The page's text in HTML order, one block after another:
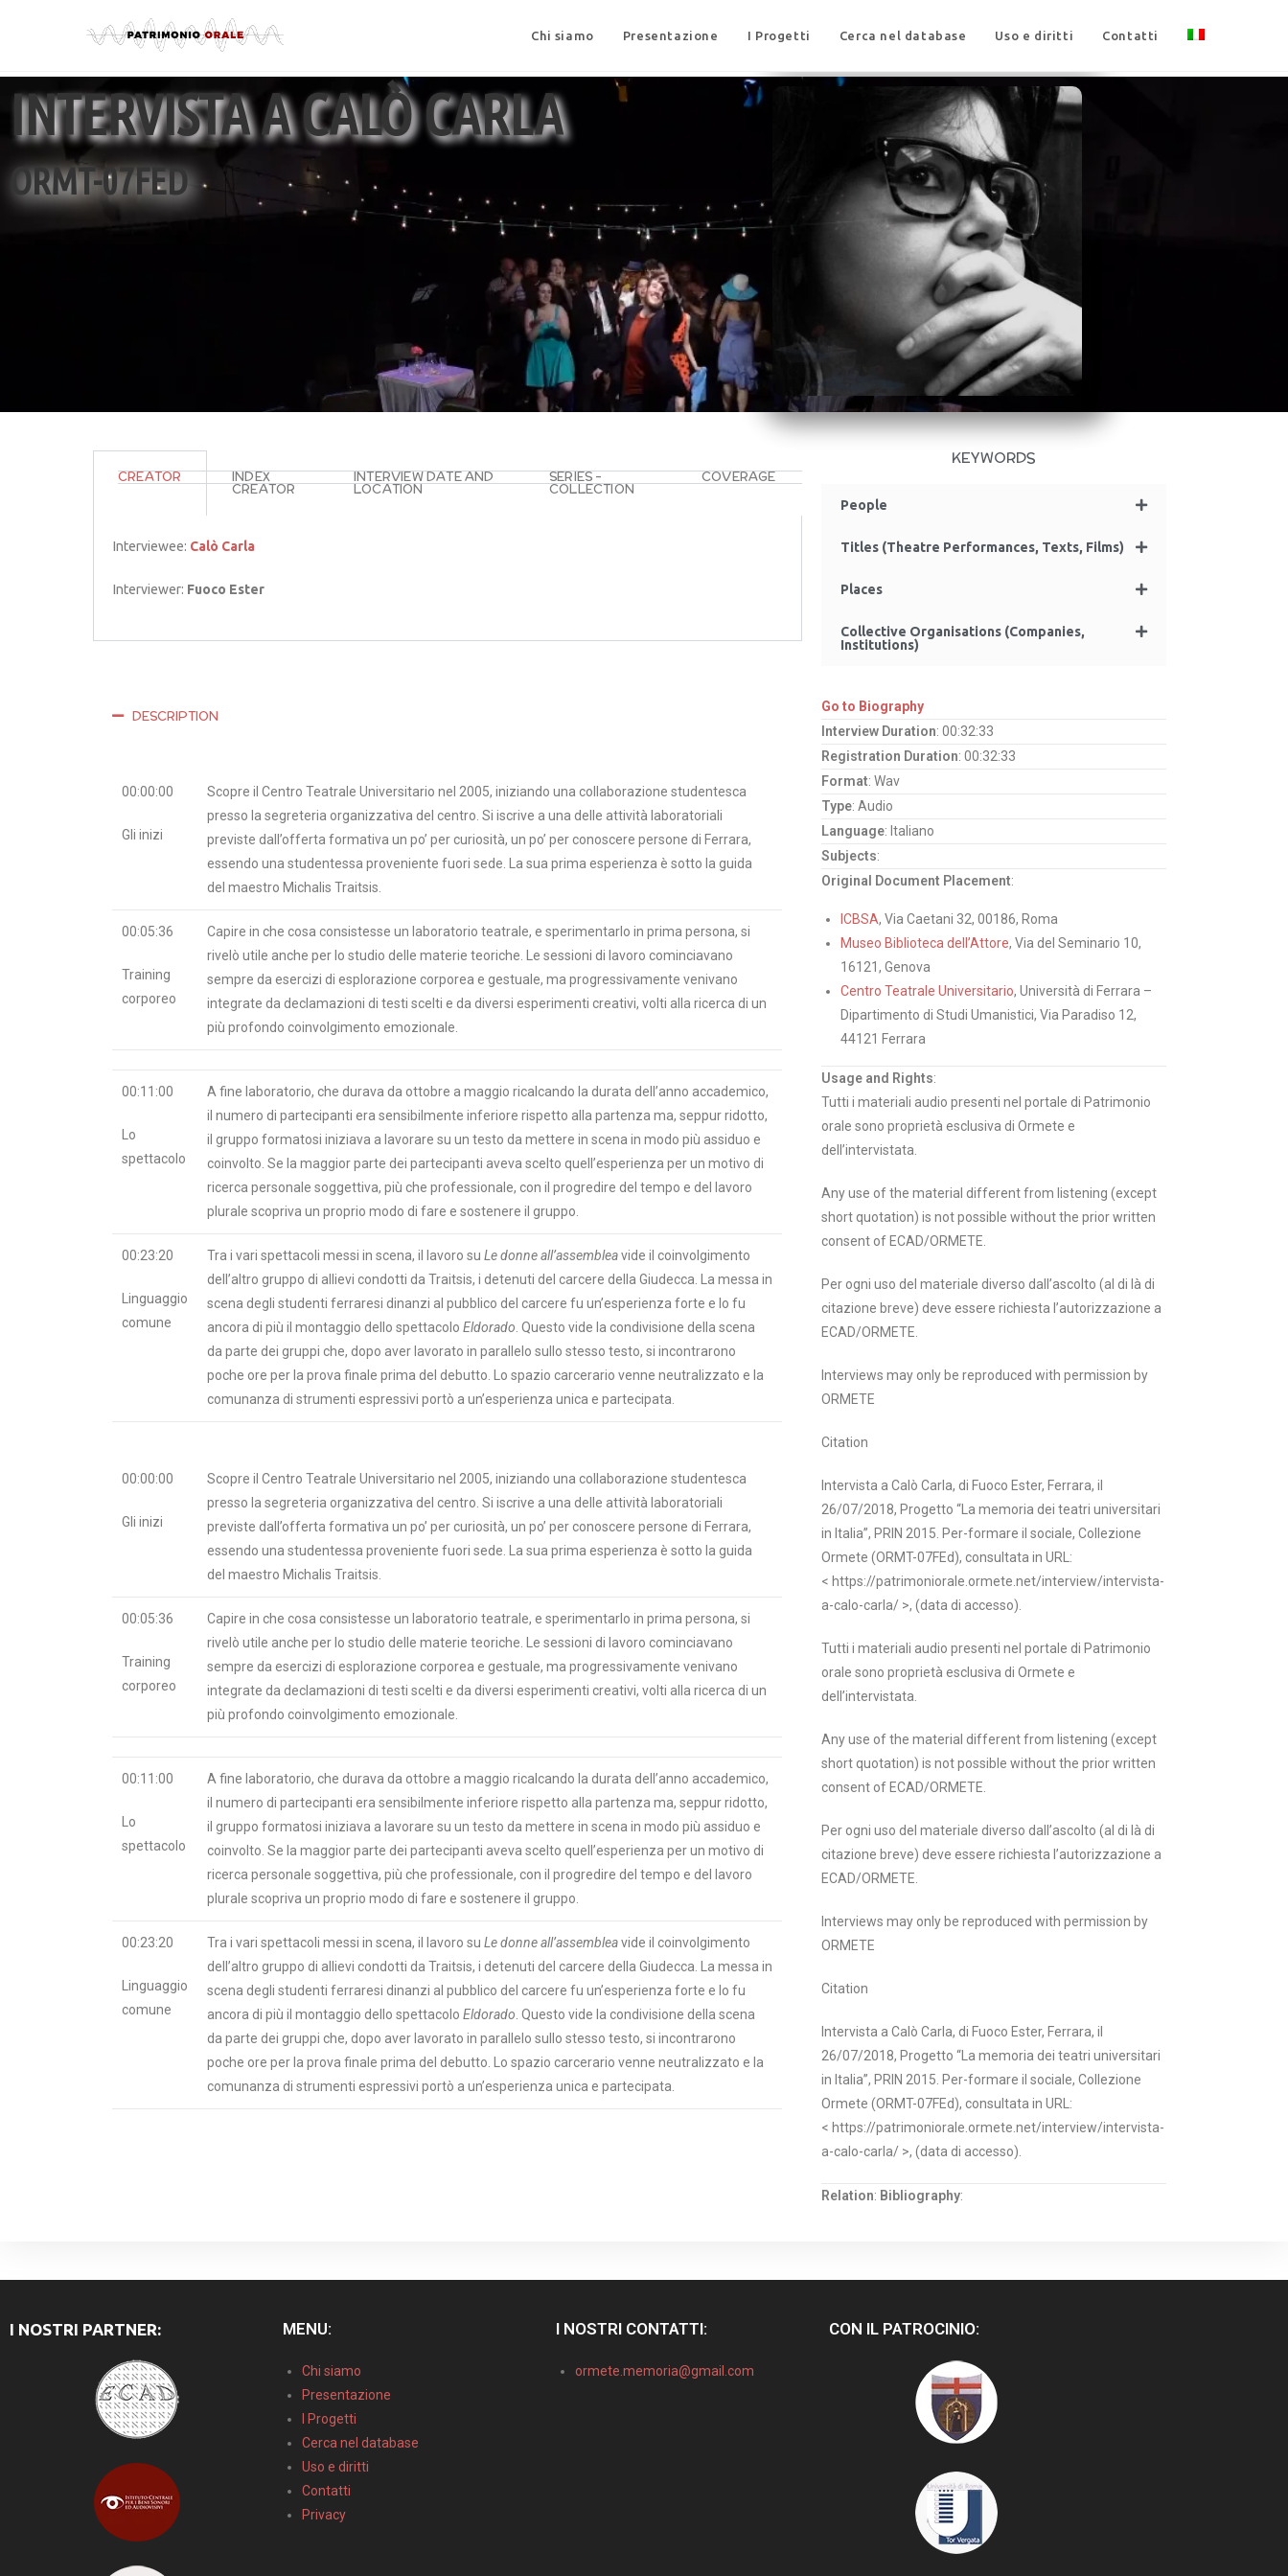
Chi siamo Presentazione I Progetti Cerca nel database Uso e diritti Contatti
INTERVISTA A CALÒ CARLA
ORMT-07FED
CREATOR INDEX
CREATOR
INTERVIEW DATE AND
LOCATION
SERIES –
COLLECTION
COVERAGE
Interviewee: Calò Carla
Interviewer: Fuoco Ester
KEYWORDS
People
Titles (Theatre Performances, Texts, Films)
Places
Collective Organisations (Companies,
Institutions)
DESCRIPTION
00:00:00
Gli inizi
Scopre il Centro Teatrale Universitario nel 2005, iniziando una collaborazione studentesca
presso la segreteria organizzativa del centro. Si iscrive a una delle attività laboratoriali
previste dall’offerta formativa un po’ per curiosità, un po’ per conoscere persone di Ferrara,
essendo una studentessa proveniente fuori sede. La sua prima esperienza è sotto la guida
del maestro Michalis Traitsis.
00:05:36
Training
corporeo
Capire in che cosa consistesse un laboratorio teatrale, e sperimentarlo in prima persona, si
rivelò utile anche per lo studio delle materie teoriche. Le sessioni di lavoro cominciavano
sempre da esercizi di esplorazione corporea e gestuale, ma progressivamente venivano
integrate da declamazioni di testi scelti e da diversi esperimenti creativi, volti alla ricerca di un
più profondo coinvolgimento emozionale.
00:11:00
Lo
spettacolo
A fine laboratorio, che durava da ottobre a maggio ricalcando la durata dell’anno accademico,
il numero di partecipanti era sensibilmente inferiore rispetto alla partenza ma, seppur ridotto,
il gruppo formatosi iniziava a lavorare su un testo da mettere in scena in modo più assiduo e
coinvolto. Se la maggior parte dei partecipanti aveva scelto quell’esperienza per un motivo di
ricerca personale soggettiva, più che professionale, con il progredire del tempo e del lavoro
plurale scopriva un proprio modo di fare e sostenere il gruppo.
00:23:20
Linguaggio
comune
Tra i vari spettacoli messi in scena, il lavoro su Le donne all’assembleavide il coinvolgimento
dell’altro gruppo di allievi condotti da Traitsis, i detenuti del carcere della Giudecca. La messa in
scena degli studenti ferraresi dinanzi al pubblico del carcere fu un’esperienza forte e lo fu
ancora di più il montaggio dello spettacolo Eldorado . Questo vide la condivisione della scena
da parte dei gruppi che, dopo aver lavorato in parallelo sullo stesso testo, si incontrarono
poche ore per la prova finale prima del debutto. Lo spazio carcerario venne neutralizzato e la
comunanza di strumenti espressivi portò a un’esperienza unica e partecipata.
00:00:00
Gli inizi
Scopre il Centro Teatrale Universitario nel 2005, iniziando una collaborazione studentesca
presso la segreteria organizzativa del centro. Si iscrive a una delle attività laboratoriali
previste dall’offerta formativa un po’ per curiosità, un po’ per conoscere persone di Ferrara,
essendo una studentessa proveniente fuori sede. La sua prima esperienza è sotto la guida
del maestro Michalis Traitsis.
00:05:36
Training
corporeo
Capire in che cosa consistesse un laboratorio teatrale, e sperimentarlo in prima persona, si
rivelò utile anche per lo studio delle materie teoriche. Le sessioni di lavoro cominciavano
sempre da esercizi di esplorazione corporea e gestuale, ma progressivamente venivano
integrate da declamazioni di testi scelti e da diversi esperimenti creativi, volti alla ricerca di un
più profondo coinvolgimento emozionale.
00:11:00
Lo
spettacolo
A fine laboratorio, che durava da ottobre a maggio ricalcando la durata dell’anno accademico,
il numero di partecipanti era sensibilmente inferiore rispetto alla partenza ma, seppur ridotto,
il gruppo formatosi iniziava a lavorare su un testo da mettere in scena in modo più assiduo e
coinvolto. Se la maggior parte dei partecipanti aveva scelto quell’esperienza per un motivo di
ricerca personale soggettiva, più che professionale, con il progredire del tempo e del lavoro
plurale scopriva un proprio modo di fare e sostenere il gruppo.
00:23:20
Linguaggio
comune
Tra i vari spettacoli messi in scena, il lavoro su Le donne all’assembleavide il coinvolgimento
dell’altro gruppo di allievi condotti da Traitsis, i detenuti del carcere della Giudecca. La messa in
scena degli studenti ferraresi dinanzi al pubblico del carcere fu un’esperienza forte e lo fu
ancora di più il montaggio dello spettacolo Eldorado . Questo vide la condivisione della scena
da parte dei gruppi che, dopo aver lavorato in parallelo sullo stesso testo, si incontrarono
poche ore per la prova finale prima del debutto. Lo spazio carcerario venne neutralizzato e la
comunanza di strumenti espressivi portò a un’esperienza unica e partecipata.
Go to Biography
Interview Duration: 00:32:33
Registration Duration: 00:32:33
Format: Wav
Type: Audio
Language: Italiano
Subjects:
Original Document Placement:
ICBSA, Via Caetani 32, 00186, Roma
Museo Biblioteca dell’Attore, Via del Seminario 10,
16121, Genova
Centro Teatrale Universitario, Università di Ferrara –
Dipartimento di Studi Umanistici, Via Paradiso 12,
44121 Ferrara
Usage and Rights:
Tutti i materiali audio presenti nel portale di Patrimonio
orale sono proprietà esclusiva di Ormete e
dell’intervistata.
Any use of the material different from listening (except
short quotation) is not possible without the prior written
consent of ECAD/ORMETE.
Per ogni uso del materiale diverso dall’ascolto (al di là di
citazione breve) deve essere richiesta l’autorizzazione a
ECAD/ORMETE.
Interviews may only be reproduced with permission by
ORMETE
Citation
Intervista a Calò Carla, di Fuoco Ester, Ferrara, il
26/07/2018, Progetto “La memoria dei teatri universitari
in Italia”, PRIN 2015. Per-formare il sociale, Collezione
Ormete (ORMT-07FEd), consultata in URL:
< https://patrimoniorale.ormete.net/interview/intervista-
a-calo-carla/ >, (data di accesso).
Tutti i materiali audio presenti nel portale di Patrimonio
orale sono proprietà esclusiva di Ormete e
dell’intervistata.
Any use of the material different from listening (except
short quotation) is not possible without the prior written
consent of ECAD/ORMETE.
Per ogni uso del materiale diverso dall’ascolto (al di là di
citazione breve) deve essere richiesta l’autorizzazione a
ECAD/ORMETE.
Interviews may only be reproduced with permission by
ORMETE
Citation
Intervista a Calò Carla, di Fuoco Ester, Ferrara, il
26/07/2018, Progetto “La memoria dei teatri universitari
in Italia”, PRIN 2015. Per-formare il sociale, Collezione
Ormete (ORMT-07FEd), consultata in URL:
< https://patrimoniorale.ormete.net/interview/intervista-
a-calo-carla/ >, (data di accesso).
Relation: Bibliography:
I NOSTRI PARTNER: MENU:
Chi siamo
Presentazione
I Progetti
Cerca nel database
Uso e diritti
Contatti
Privacy
I NOSTRI CONTATTI:
ormete.memoria@gmail.com
CON IL PATROCINIO: